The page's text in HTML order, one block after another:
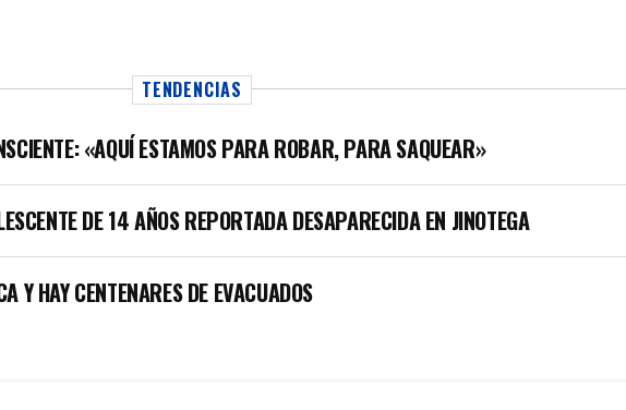
TENDENCIAS
«AQUÍ ESTAMOS PARA ROBAR, PARA SAQUEAR»
DE 14 AÑOS REPORTADA DESAPARECIDA EN JINOTEGA
Y HAY CENTENARES DE EVACUADOS